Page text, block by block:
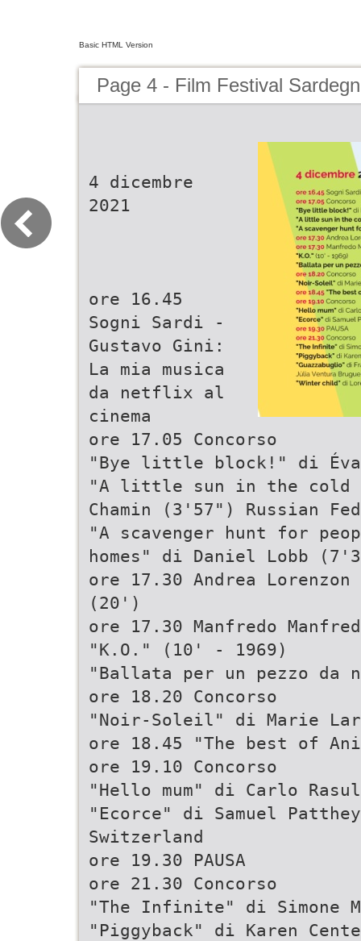
Basic HTML Version
Page 4 - Film Festival
4 dicembre
2021
ore 16.45
Sogni Sardi -
Gustavo Gini:
La mia musica
da netflix al
cinema
ore 17.05 Concorso
"Bye little block!" di Éva
"A little sun in the cold
Chamin (3'57") Russian
"A scavenger hunt for
homes" di Daniel Lobb
ore 17.30 Andrea
(20')
ore 17.30 Manfredo
"K.O." (10' - 1969)
"Ballata per un pezzo da
ore 18.20 Concorso
"Noir-Soleil" di Marie
ore 18.45 "The best of
ore 19.10 Concorso
"Hello mum" di Carlo
"Ecorce" di Samuel
Switzerland
ore 19.30 PAUSA
ore 21.30 Concorso
"The Infinite" di Simone
"Piggyback" di Karen